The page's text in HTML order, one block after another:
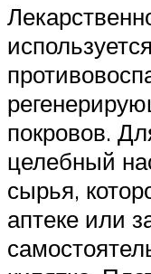
покровов.
целебный
сырья,
аптеке или